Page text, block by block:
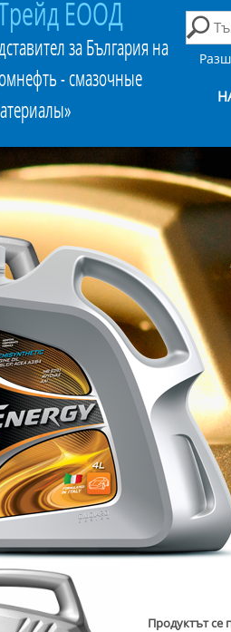
ЕООД
за България на
- смазочные
Продуктът се